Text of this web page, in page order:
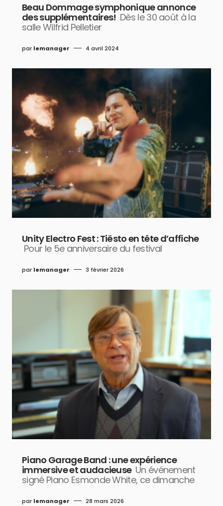
Beau Dommage symphonique annonce
des supplémentaires! Dès le 30 août à la
salle Wilfrid Pelletier
par lemanager 4 avril 2024
Unity Electro Fest : Tiësto en tête d’affiche
Pour le 5e anniversaire du festival
par lemanager 3 février 2026
Piano Garage Band : une expérience
immersive et audacieuse Un événement
signé Piano Esmonde White, ce dimanche
par lemanager 28 mars 2026